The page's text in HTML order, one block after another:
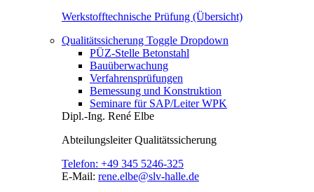
Werkstofftechnische Prüfung (Übersicht)
Qualitätssicherung Toggle Dropdown
PÜZ-Stelle Betonstahl
Bauüberwachung
Verfahrensprüfungen
Bemessung und Konstruktion
Seminare für SAP/Leiter WPK
Dipl.-Ing. René Elbe
AbteilungsleiterQualitätssicherung
Telefon: +49 345 5246-325
E-Mail: rene.elbe@slv-halle.de